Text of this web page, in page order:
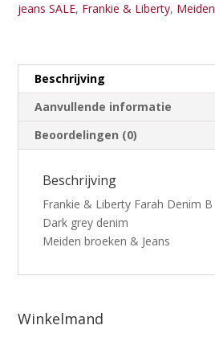
aantal
jeans SALE, Frankie & Liberty, Meiden
Beschrijving
Aanvullende informatie
Beoordelingen (0)
Beschrijving
Frankie & Liberty Farah Denim B
Dark grey denim
Meiden broeken & Jeans
Winkelmand